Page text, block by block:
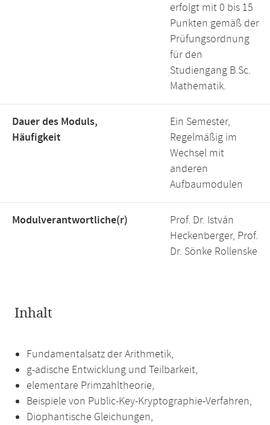
erfolgt mit 0 bis 15
Punkten gemäß der
Prüfungsordnung
für den
Studiengang B.Sc.
Mathematik.
Dauer des Moduls,
Häufigkeit
Ein Semester,
Regelmäßig im
Wechsel mit
anderen
Aufbaumodulen
Modulverantwortliche(r)
Prof. Dr. István
Heckenberger, Prof.
Dr. Sönke Rollenske
Inhalt
Fundamentalsatz der Arithmetik,
g-adische Entwicklung und Teilbarkeit,
elementare Primzahltheorie,
Beispiele von Public-Key-Kryptographie-Verfahren,
Diophantische Gleichungen,